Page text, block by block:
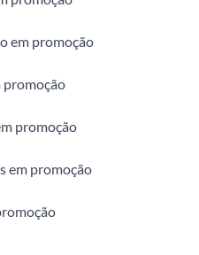
em promoção
promoção
promoção
em promoção